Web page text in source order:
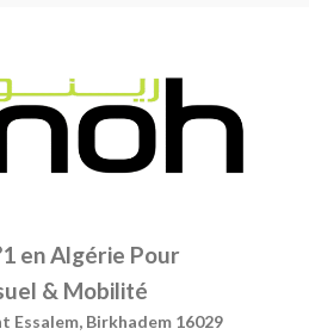
en Algérie Pour
& Mobilité
Essalem, Birkhadem 16029